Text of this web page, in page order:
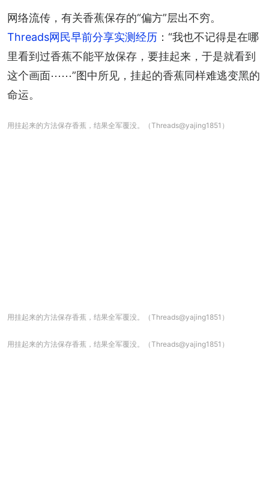
网络流传，有关香蕉保存的“偏方”层出不穷。
Threads网民早前分享实测经历 ：“我也不记得是在哪
里看到过香蕉不能平放保存，要挂起来，于是就看到
这个画面⋯⋯”图中所见，挂起的香蕉同样难逃变黑的
命运。
用挂起来的方法保存香蕉，结果全军覆没。（Threads@yajing1851）
用挂起来的方法保存香蕉，结果全军覆没。（Threads@yajing1851）
用挂起来的方法保存香蕉，结果全军覆没。（Threads@yajing1851）